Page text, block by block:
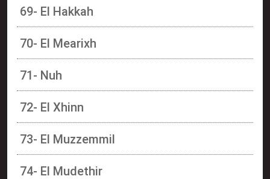
69- El Hakkah
70- El Mearixh
71- Nuh
72- El Xhinn
73- El Muzzemmil
74- El Mudethir